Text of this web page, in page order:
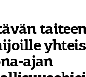
taiteen
ajan